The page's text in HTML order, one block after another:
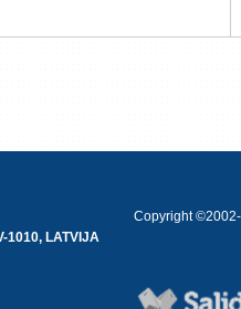
1010, LATVIJA
Copyright